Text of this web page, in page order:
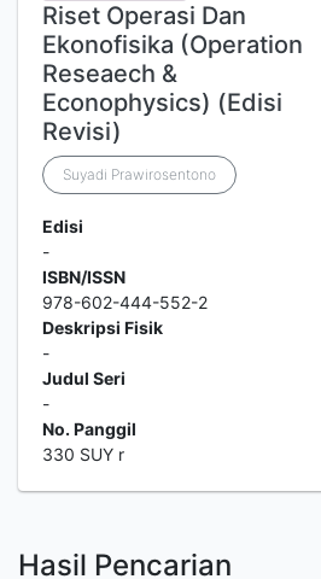
Riset Operasi Dan
Ekonofisika (Operation
Reseaech &
Econophysics) (Edisi
Revisi)
Suyadi Prawirosentono
Edisi
-
ISBN/ISSN
978-602-444-552-2
Deskripsi Fisik
-
Judul Seri
-
No. Panggil
330 SUY r
Hasil Pencarian